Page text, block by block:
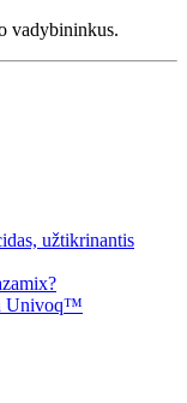
vadybininkus.
užtikrinantis
Univoq™